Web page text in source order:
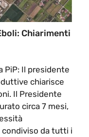
Chiarimenti
PiP: Il presidente
chiarisce
Il Presidente
circa 7 mesi,
da tutti i